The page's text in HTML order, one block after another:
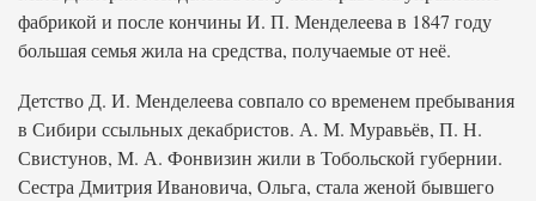
фабрикой и после кончины И. П. Менделеева в 1847 году
большая семья жила на средства, получаемые от неё.
Детство Д. И. Менделеева совпало со временем пребывания
в Сибири ссыльных декабристов. А. М. Муравьёв, П. Н.
Свистунов, М. А. Фонвизин жили в Тобольской губернии.
Сестра Дмитрия Ивановича, Ольга, стала женой бывшего